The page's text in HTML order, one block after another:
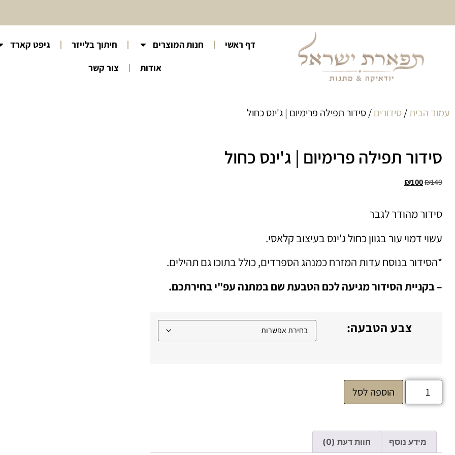
10% הנחה על כל קטגוריית
כיסוי לטלית ולתפילין דף ראשי חנות המוצרים חיתוך בלייזר
גיפט קארד
אודות
צור קשר
עמוד הבית/סידורים/ סידור תפילה פרימיום | ג'ינס כחול
סידור תפילה פרימיום | ג'ינס כחול
₪149
₪100
סידור מהודר לגבר
עשוי דמוי עור בגוון כחול ג'ינס בעיצוב קלאסי.
*הסידור בנוסח עדות המזרח כמנהג הספרדים, כולל בתוכו גם תהילים.
– בקניית הסידור מגיעה לכם הטבעת שם במתנה עפ"י בחירתכם.
צבע הטבעה:
הוספה לסל
מידע נוסף חוות דעת (0)